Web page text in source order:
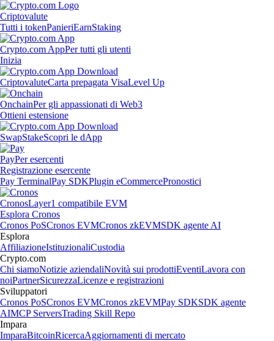
Criptovalute
Tutti i tokenPanieriEarnStaking
Crypto.com AppPer tutti gli utenti
Inizia
CriptovaluteCarta prepagata VisaLevel Up
OnchainPer gli appassionati di Web3
Ottieni estensione
SwapStakeScopri le dApp
PayPer esercenti
Registrazione esercente
Pay TerminalPay SDKPlugin eCommercePronostici
CronosLayer1 compatibile EVM
Esplora Cronos
Cronos PoSCronos EVMCronos zkEVMSDK agente AI
Esplora
AffiliazioneIstituzionaliCustodia
Crypto.com
Chi siamoNotizie aziendaliNovità sui prodottiEventiLavora con
noiPartnerSicurezzaLicenze e registrazioni
Sviluppatori
Cronos PoSCronos EVMCronos zkEVMPay SDKSDK agente
AIMCP ServersTrading Skill Repo
Impara
ImparaBitcoinRicercaAggiornamenti di mercato